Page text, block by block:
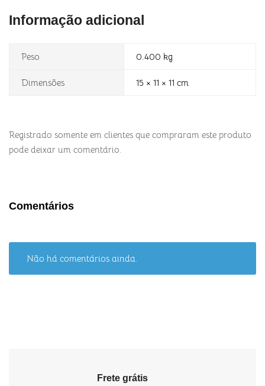
Informação adicional
Peso 0.400 kg
Dimensões 15 × 11 × 11 cm
Registrado somente em clientes que compraram este produto
pode deixar um comentário.
Comentários
Não há comentários ainda.
Frete grátis